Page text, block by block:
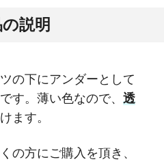
説明
の下にアンダーとして
す。薄い色なので、 透
ます。
の方にご購入を頂き、